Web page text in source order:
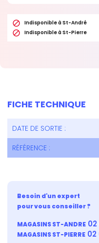
 Indisponible à St-André
 Indisponible à St-Pierre
FICHE TECHNIQUE
DATE DE SORTIE :
RÉFÉRENCE :
Besoin d'un expert
pour vous conseiller ?
MAGASINS ST-ANDRE 02
MAGASINS ST-PIERRE 02